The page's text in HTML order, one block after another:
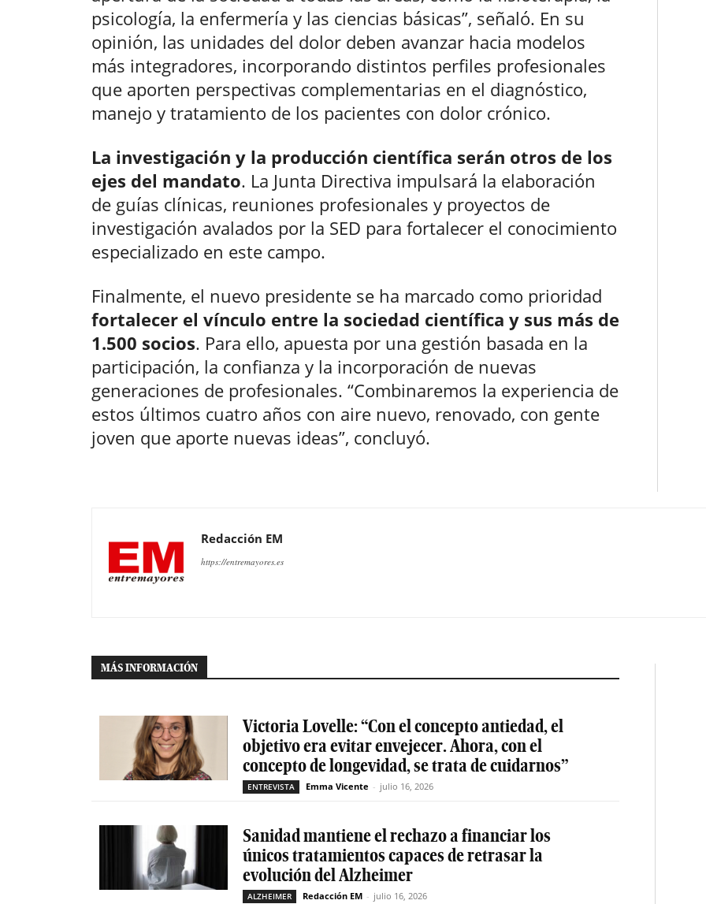
psicología, la enfermería y las ciencias básicas”, señaló. En su
opinión, las unidades del dolor deben avanzar hacia modelos
más integradores, incorporando distintos perfiles profesionales
que aporten perspectivas complementarias en el diagnóstico,
manejo y tratamiento de los pacientes con dolor crónico.
La investigación y la producción científica serán otros de los
ejes del mandato. La Junta Directiva impulsará la elaboración
de guías clínicas, reuniones profesionales y proyectos de
investigación avalados por la SED para fortalecer el conocimiento
especializado en este campo.
Finalmente, el nuevo presidente se ha marcado como prioridad
fortalecer el vínculo entre la sociedad científica y sus más de
1.500 socios. Para ello, apuesta por una gestión basada en la
participación, la confianza y la incorporación de nuevas
generaciones de profesionales. “Combinaremos la experiencia de
estos últimos cuatro años con aire nuevo, renovado, con gente
joven que aporte nuevas ideas”, concluyó.
Redacción EM
https://entremayores.es
MÁS INFORMACIÓN
Victoria Lovelle: “Con el concepto antiedad, el
objetivo era evitar envejecer. Ahora, con el
concepto de longevidad, se trata de cuidarnos”
ENTREVISTA Emma Vicente - julio 16, 2026
Sanidad mantiene el rechazo a financiar los
únicos tratamientos capaces de retrasar la
evolución del Alzheimer
ALZHEIMER Redacción EM - julio 16, 2026